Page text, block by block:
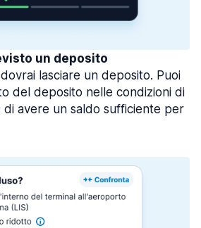
un deposito
lasciare un deposito. Puoi
del deposito nelle condizioni di
di avere un saldo sufficiente per